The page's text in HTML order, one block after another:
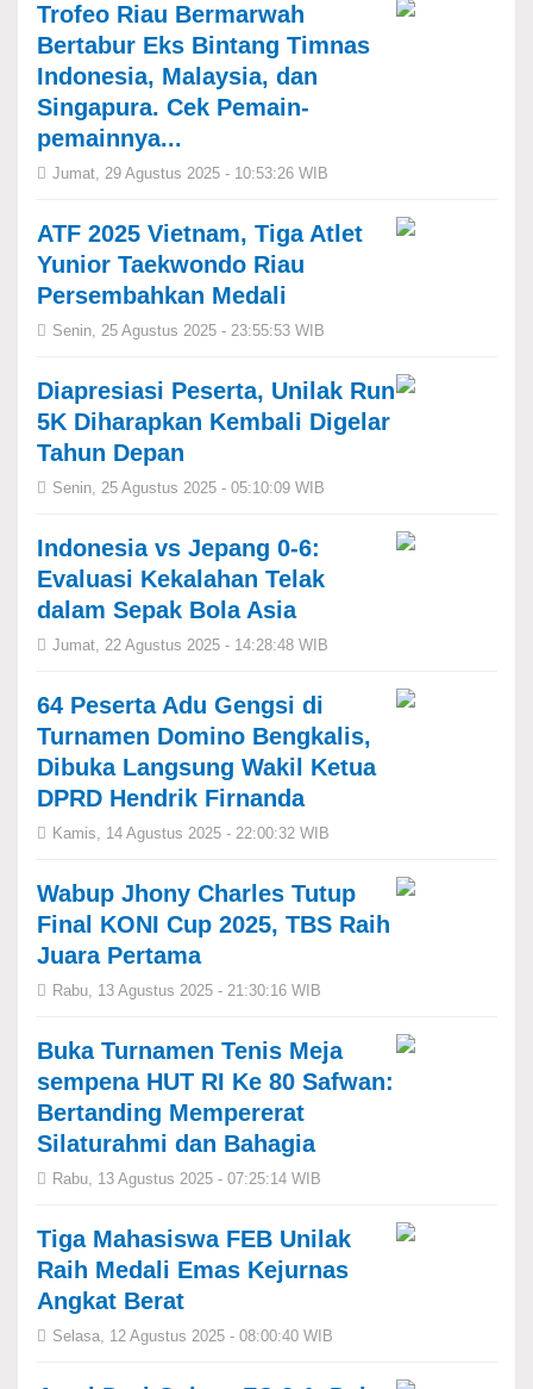
Trofeo Riau Bermarwah
Bertabur Eks Bintang Timnas
Indonesia, Malaysia, dan
Singapura. Cek Pemain-
pemainnya...
Jumat, 29 Agustus 2025 - 10:53:26 WIB
ATF 2025 Vietnam, Tiga Atlet
Yunior Taekwondo Riau
Persembahkan Medali
Senin, 25 Agustus 2025 - 23:55:53 WIB
Diapresiasi Peserta, Unilak Run
5K Diharapkan Kembali Digelar
Tahun Depan
Senin, 25 Agustus 2025 - 05:10:09 WIB
Indonesia vs Jepang 0-6:
Evaluasi Kekalahan Telak
dalam Sepak Bola Asia
Jumat, 22 Agustus 2025 - 14:28:48 WIB
64 Peserta Adu Gengsi di
Turnamen Domino Bengkalis,
Dibuka Langsung Wakil Ketua
DPRD Hendrik Firnanda
Kamis, 14 Agustus 2025 - 22:00:32 WIB
Wabup Jhony Charles Tutup
Final KONI Cup 2025, TBS Raih
Juara Pertama
Rabu, 13 Agustus 2025 - 21:30:16 WIB
Buka Turnamen Tenis Meja
sempena HUT RI Ke 80 Safwan:
Bertanding Mempererat
Silaturahmi dan Bahagia
Rabu, 13 Agustus 2025 - 07:25:14 WIB
Tiga Mahasiswa FEB Unilak
Raih Medali Emas Kejurnas
Angkat Berat
Selasa, 12 Agustus 2025 - 08:00:40 WIB